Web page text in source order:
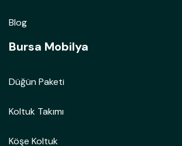
Blog
Bursa Mobilya
Düğün Paketi
Koltuk Takımı
Köşe Koltuk